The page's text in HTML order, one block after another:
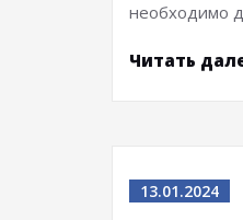
необходимо
Читать
13.01.2024